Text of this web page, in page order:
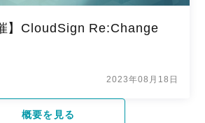
】CloudSign Re:Change
2023年08月18日
概要を見る